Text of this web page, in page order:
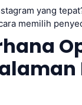
yang
memilih